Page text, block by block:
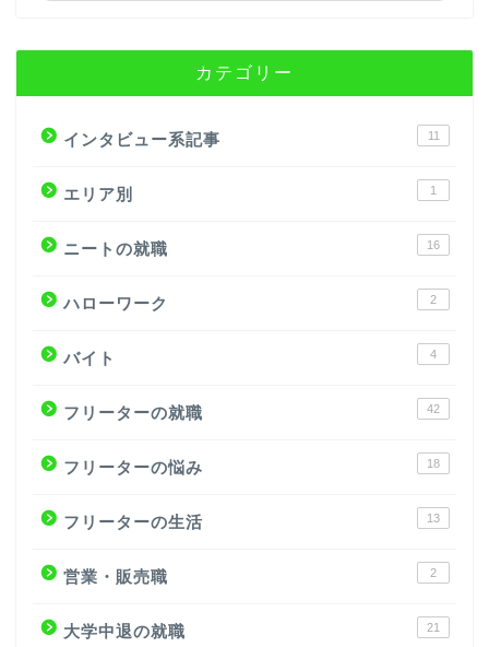
カテゴリー
インタビュー系記事 11
エリア別 1
ニートの就職 16
ハローワーク 2
バイト 4
フリーターの就職 42
フリーターの悩み 18
フリーターの生活 13
営業・販売職 2
大学中退の就職 21